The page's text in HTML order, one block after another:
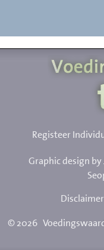
Registeer
Graphic design by
Disclaimer
©2026